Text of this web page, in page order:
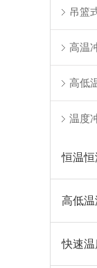
吊篮
高温
高低
温度
恒温
高低
快速